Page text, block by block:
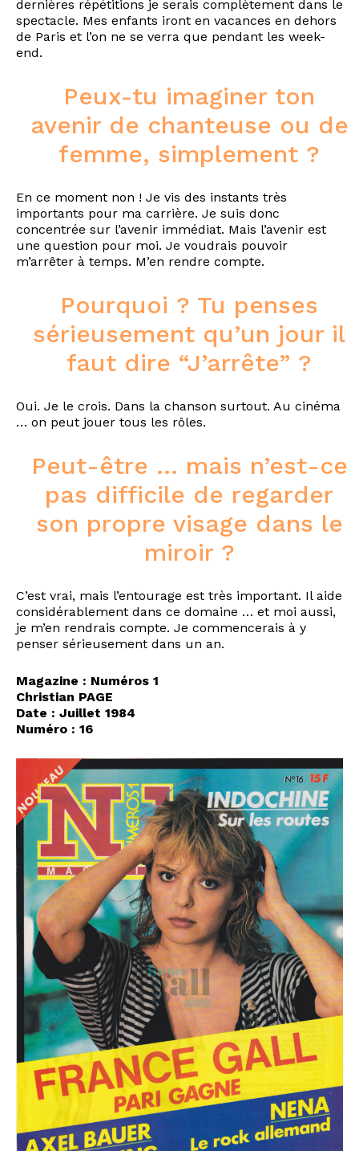
dernières répétitions je serais complètement dans le
spectacle. Mes enfants iront en vacances en dehors
de Paris et l’on ne se verra que pendant les week-
end.
Peux-tu imaginer ton
avenir de chanteuse ou de
femme, simplement ?
En ce moment non ! Je vis des instants très
importants pour ma carrière. Je suis donc
concentrée sur l’avenir immédiat. Mais l’avenir est
une question pour moi. Je voudrais pouvoir
m’arrêter à temps. M’en rendre compte.
Pourquoi ? Tu penses
sérieusement qu’un jour il
faut dire “J’arrête” ?
Oui. Je le crois. Dans la chanson surtout. Au cinéma
… on peut jouer tous les rôles.
Peut-être … mais n’est-ce
pas difficile de regarder
son propre visage dans le
miroir ?
C’est vrai, mais l’entourage est très important. Il aide
considérablement dans ce domaine … et moi aussi,
je m’en rendrais compte. Je commencerais à y
penser sérieusement dans un an.
Magazine : Numéros 1
Christian PAGE
Date : Juillet 1984
Numéro : 16